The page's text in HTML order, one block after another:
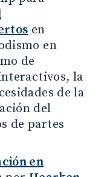
en
en
de
la
de la
del
de partes
en